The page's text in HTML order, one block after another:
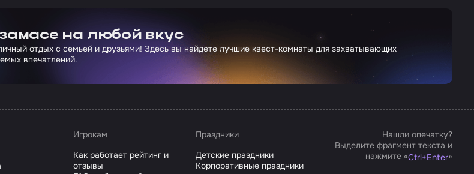
на любой вкус
отдых с семьей и друзьями! Здесь вы найдете лучшие квест-комнаты для захватывающих
впечатлений.
Игрокам
Как работает рейтинг и
отзывы
Праздники
Детские праздники
Корпоративные праздники
Нашли опечатку?
Выделите фрагмент текста и
нажмите «Ctrl+Enter»